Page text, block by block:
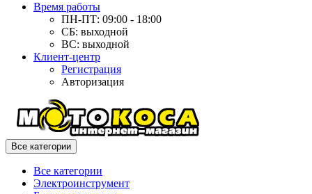
Время работы
ПН-ПТ: 09:00 - 18:00
СБ: выходной
ВС: выходной
Клиент-центр
Регистрация
Авторизация
Все категории
Все категории
Электроинструмент